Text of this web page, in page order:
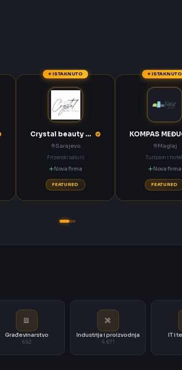
⭐ ISTAKNUTO
Crystal beauty studio Sarajevo
Sarajevo
Frizerski saloni
Nova firma
FEATURED
⭐ ISTAKNUTO
Maglaj
Turizam i
Nova firma
FEATURED
Građevinarstvo
652
Industrija i proizvodnja
4.671
IT i